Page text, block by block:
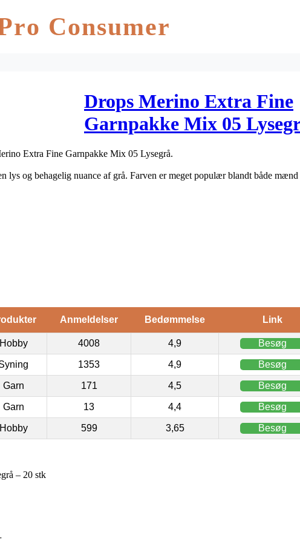
Consumer
Drops Merino Extra Fine
Garnpakke Mix 05
Extra Fine Garnpakke Mix 05 Lysegrå.
lys og behagelig nuance af grå. Farven er meget populær blandt både
Anmeldelser Bedømmelse Link
Hobby 4008 4,9 Besøg
1353 4,9 Besøg
Garn 171 4,5 Besøg
Garn 13 4,4 Besøg
Hobby 599 3,65 Besøg
– 20 stk